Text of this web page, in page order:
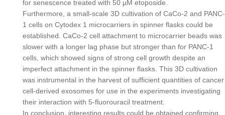
for senescence treated with 50 μM etoposide.
Furthermore, a small-scale 3D cultivation of CaCo-2 and PANC-
1 cells on Cytodex 1 microcarriers in spinner flasks could be
established. CaCo-2 cell attachment to microcarrier beads was
slower with a longer lag phase but stronger than for PANC-1
cells, which showed signs of strong cell growth despite an
imperfect attachment in the spinner flasks. This 3D cultivation
was instrumental in the harvest of sufficient quantities of cancer
cell-derived exosomes for use in the experiments investigating
their interaction with 5-fluorouracil treatment.
In conclusion, interesting results could be obtained confirming